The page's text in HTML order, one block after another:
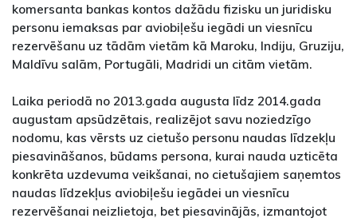
komersanta bankas kontos dažādu fizisku un juridisku
personu iemaksas par aviobiļešu iegādi un viesnīcu
rezervēšanu uz tādām vietām kā Maroku, Indiju, Gruziju,
Maldīvu salām, Portugāli, Madridi un citām vietām.
Laika periodā no 2013.gada augusta līdz 2014.gada
augustam apsūdzētais, realizējot savu noziedzīgo
nodomu, kas vērsts uz cietušo personu naudas līdzekļu
piesavināšanos, būdams persona, kurai nauda uzticēta
konkrēta uzdevuma veikšanai, no cietušajiem saņemtos
naudas līdzekļus aviobiļešu iegādei un viesnīcu
rezervēšanai neizlietoja, bet piesavinājās, izmantojot